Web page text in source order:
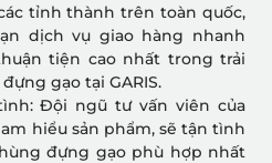
tỉnh thành trên toàn quốc,
dịch vụ giao hàng nhanh
tiện cao nhất trong trải
gạo tại GARIS.
Đội ngũ tư vấn viên của
hiểu sản phẩm, sẽ tận tình
đựng gạo phù hợp nhất